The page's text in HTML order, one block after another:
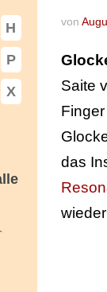
von
Saite
das
H
P
X